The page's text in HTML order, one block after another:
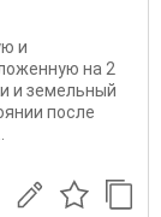
и
на 2
и земельный
после